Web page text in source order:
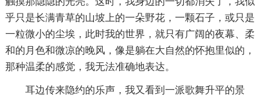
乎只是长满青草的山坡上的一朵野花，一颗石子，或只是
一粒微小的尘埃，此时我的世界，就只有广阔的夜幕、柔
和的月色和微凉的晚风，像是躺在大自然的怀抱里似的，
那种温柔的感觉，我无法准确地表达。
耳边传来隐约的乐声，我又看到一派歌舞升平的景